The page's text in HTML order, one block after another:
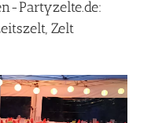
Partyzelte.de:
Zelt